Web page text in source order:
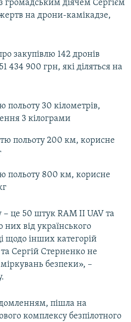
громадським діячем Сергієм
на дрони-камікадзе,
закупівлю 142 дронів
434 900 грн, які діляться на
польоту 30 кілометрів,
3 кілограми
польоту 200 км, корисне
польоту 800 км, корисне
це 50 штук RAM ІІ UAV та
них від українського
щодо інших категорій
Сергій Стерненко не
безпеки», –
пішла на
комплексу безпілотного